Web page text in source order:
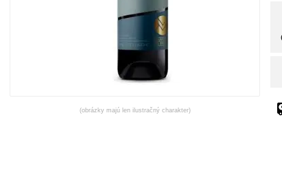
(obrázky majú len ilustračný charakter)